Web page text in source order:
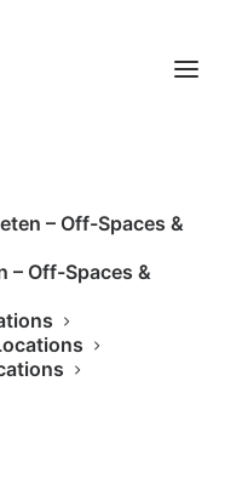
– Off-Spaces &
– Off-Spaces &
mit
und